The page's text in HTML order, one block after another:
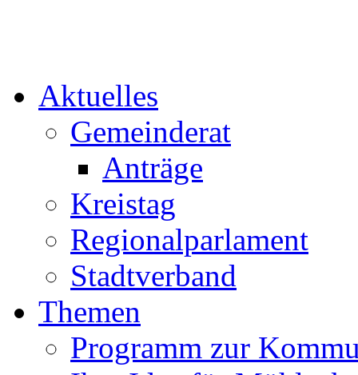
Aktuelles
Gemeinderat
Anträge
Kreistag
Regionalparlament
Stadtverband
Themen
Programm zur